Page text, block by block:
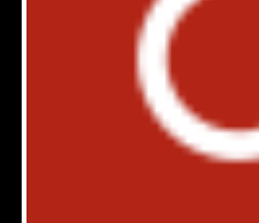
2LDK
470,000
築年:
部屋件数: